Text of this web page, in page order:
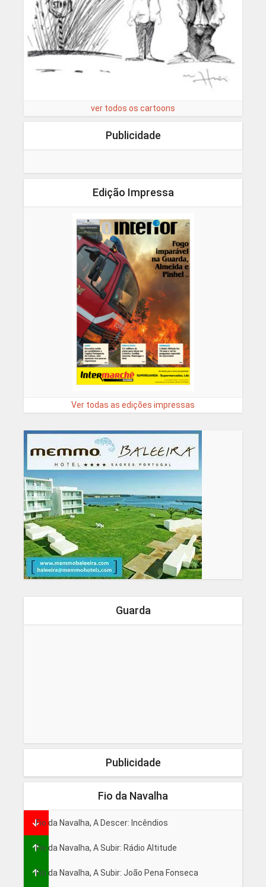
ver todos os cartoons
Publicidade
Edição Impressa
Ver todas as edições impressas
Guarda
Publicidade
Fio da Navalha
Fio da Navalha, A Descer: Incêndios
Fio da Navalha, A Subir: Rádio Altitude
Fio da Navalha, A Subir: João Pena Fonseca